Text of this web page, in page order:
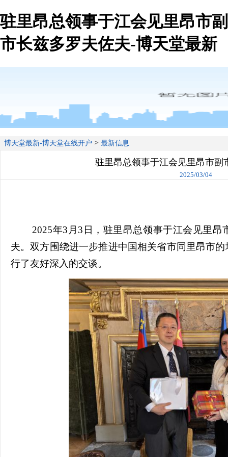
驻里昂总领事于江会见里昂市副
市长兹多罗夫佐夫-博天堂最新
博天堂最新-博天堂在线开户 > 最新信息
驻里昂总领事于江会见里昂市副
2025/03/04
2025年3月3日，驻里昂总领事于江会见里
夫。双方围绕进一步推进中国相关省市同里昂市
行了友好深入的交谈。